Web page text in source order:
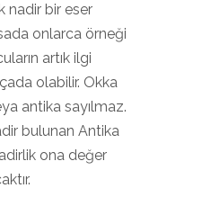
nadir bir eser
onlarca örneği
artık ilgi
olabilir. Okka
antika sayılmaz.
bulunan Antika
ona değer